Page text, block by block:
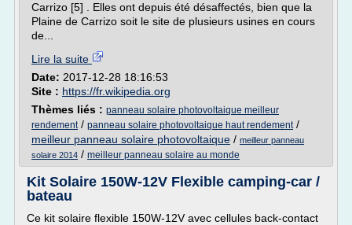
Carrizo [5] . Elles ont depuis été désaffectés, bien que la
Plaine de Carrizo soit le site de plusieurs usines en cours
de...
Lire la suite
Date: 2017-12-28 18:16:53
Site : https://fr.wikipedia.org
Thèmes liés : panneau solaire photovoltaique meilleur
rendement/ panneau solaire photovoltaique haut rendement/
meilleur panneau solaire photovoltaique / meilleur panneau
solaire 2014 / meilleur panneau solaire au monde
Kit Solaire 150W-12V Flexible camping-car /
bateau
Ce kit solaire flexible 150W-12V avec cellules back-contact